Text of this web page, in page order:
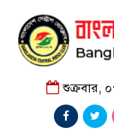
শুক্রবার,